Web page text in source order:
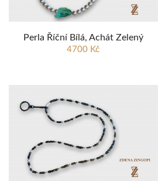
Perla Říční Bílá, Achát Zelený
4700 Kč